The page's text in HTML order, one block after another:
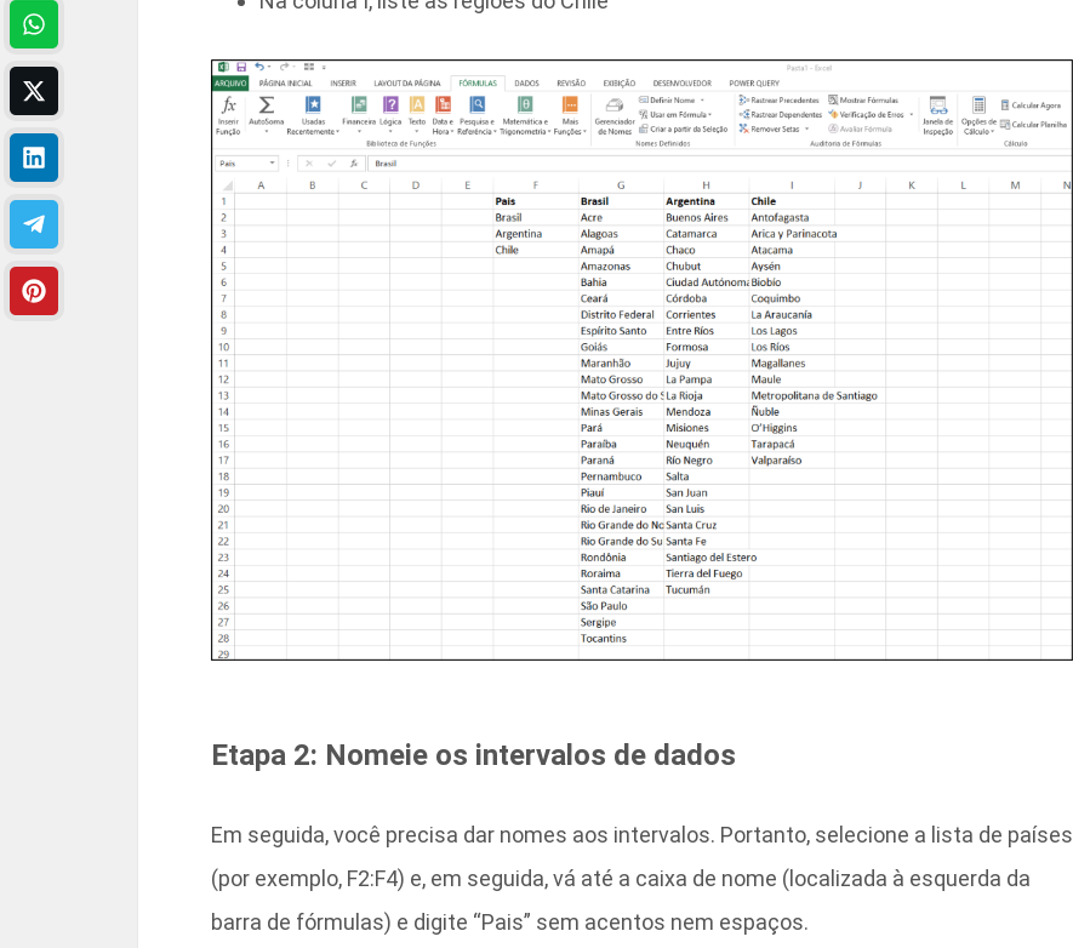
Etapa 2: Nomeie os intervalos de dados
Em seguida, você precisa dar nomes aos intervalos. Portanto, selecione a lista de países
(por exemplo, F2:F4) e, em seguida, vá até a caixa de nome (localizada à esquerda da
barra de fórmulas) e digite “Pais” sem acentos nem espaços.